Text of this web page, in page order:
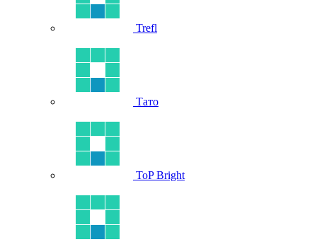
Trefl
Тато
ToP Bright